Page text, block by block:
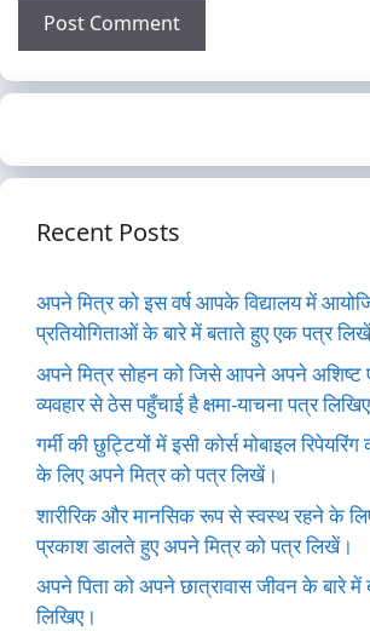
Recent Posts
अपने मित्र को इस वर्ष आपके विद्यालय में
प्रतियोगिताओं के बारे में बताते हुए एक पत्र
अपने मित्र सोहन को जिसे आपने अपने
व्यवहार से ठेस पहुँचाई है क्षमा-याचना पत्र
गर्मी की छुट्टियों में इसी कोर्स मोबाइल
के लिए अपने मित्र को पत्र लिखें।
शारीरिक और मानसिक रूप से स्वस्थ रहने के
प्रकाश डालते हुए अपने मित्र को पत्र लिखें।
अपने पिता को अपने छात्रावास जीवन के बारे
लिखिए।